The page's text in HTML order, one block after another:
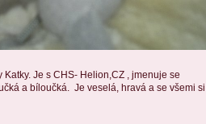
Je s CHS- Helion,CZ , jmenuje se
a bíloučká. Je veselá, hravá a se všemi si